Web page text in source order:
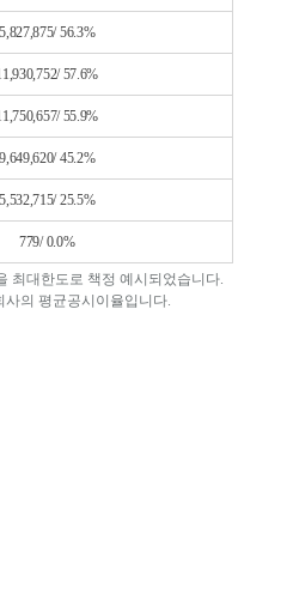
5,827,875/ 56.3%
57.6%
55.9%
9,649,620/ 45.2%
5,532,715/ 25.5%
779/ 0.0%
최대한도로 책정 예시되었습니다.
의 평균공시이율입니다.